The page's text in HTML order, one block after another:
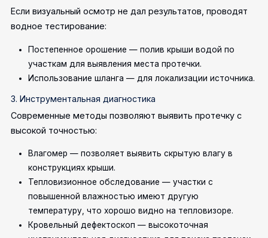
Если визуальный осмотр не дал результатов, проводят
водное тестирование:
Постепенное орошение — полив крыши водой по
участкам для выявления места протечки.
Использование шланга — для локализации источника.
3. Инструментальная диагностика
Современные методы позволяют выявить протечку с
высокой точностью:
Влагомер — позволяет выявить скрытую влагу в
конструкциях крыши.
Тепловизионное обследование — участки с
повышенной влажностью имеют другую
температуру, что хорошо видно на тепловизоре.
Кровельный дефектоскоп — высокоточная